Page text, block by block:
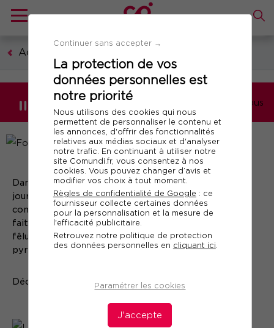
Continuer sans accepter →
La protection de vos
données personnelles est
notre priorité
Nous utilisons des cookies qui nous
permettent de personnaliser le contenu et
les annonces, d'offrir des fonctionnalités
relatives aux médias sociaux et d'analyser
notre trafic. En continuant à utiliser notre
site Comundi.fr, vous consentez à nos
cookies. Vous pouvez changer d’avis et
modifier vos choix à tout moment.
Règles de confidentialité de Google : ce
fournisseur collecte certaines données
pour la personnalisation et la mesure de
l'efficacité publicitaire.
Retrouvez notre politique de protection
des données personnelles en cliquant ici
Paramétrer les cookies
J'accepte
Accueil
Ils parlent de nous
Dans beaucoup de domaines, la crise sanitaire a mis à
jour et souvent accéléré des tendances de fond qui
commençaient à se dessiner. Le champ managérial ne
fait pas exception. La crise a révélé les profondes
fêlures qui fissurent depuis quelques temps nos belles
pyramides hiérarchiques.
Découvrir l'articleICI